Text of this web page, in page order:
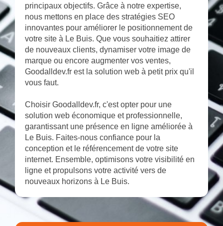
principaux objectifs. Grâce à notre expertise,
nous mettons en place des stratégies SEO
innovantes pour améliorer le positionnement de
votre site à Le Buis. Que vous souhaitiez attirer
de nouveaux clients, dynamiser votre image de
marque ou encore augmenter vos ventes,
Goodalldev.fr est la solution web à petit prix qu'il
vous faut.
Choisir Goodalldev.fr, c'est opter pour une
solution web économique et professionnelle,
garantissant une présence en ligne améliorée à
Le Buis. Faites-nous confiance pour la
conception et le référencement de votre site
internet. Ensemble, optimisons votre visibilité en
ligne et propulsons votre activité vers de
nouveaux horizons à Le Buis.